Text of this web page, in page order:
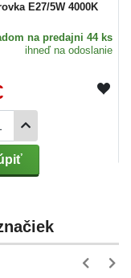
E27/5W 4000K
na predajni 44 ks
ihneď na odoslanie